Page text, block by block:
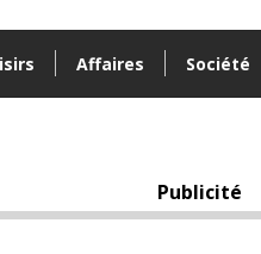
Affaires Société
Publicité